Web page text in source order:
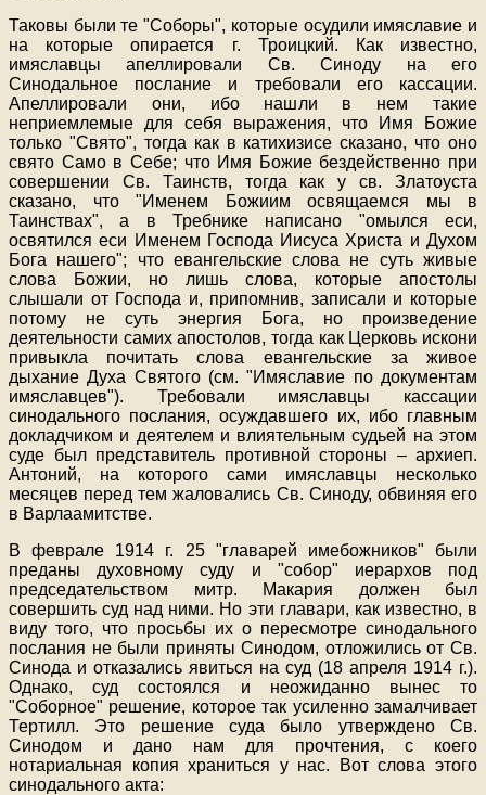
Таковы были те "Соборы", которые осудили имяславие и
на которые опирается г. Троицкий. Как известно,
имяславцы апеллировали Св. Синоду на его
Синодальное послание и требовали его кассации.
Апеллировали они, ибо нашли в нем такие
неприемлемые для себя выражения, что Имя Божие
только "Свято", тогда как в катихизисе сказано, что оно
свято Само в Себе; что Имя Божие бездейственно при
совершении Св. Таинств, тогда как у св. Златоуста
сказано, что "Именем Божиим освящаемся мы в
Таинствах", а в Требнике написано "омылся еси,
освятился еси Именем Господа Иисуса Христа и Духом
Бога нашего"; что евангельские слова не суть живые
слова Божии, но лишь слова, которые апостолы
слышали от Господа и, припомнив, записали и которые
потому не суть энергия Бога, но произведение
деятельности самих апостолов, тогда как Церковь искони
привыкла почитать слова евангельские за живое
дыхание Духа Святого (см. "Имяславие по документам
имяславцев"). Требовали имяславцы кассации
синодального послания, осуждавшего их, ибо главным
докладчиком и деятелем и влиятельным судьей на этом
суде был представитель противной стороны – архиеп.
Антоний, на которого сами имяславцы несколько
месяцев перед тем жаловались Св. Синоду, обвиняя его
в Варлаамитстве.
В феврале 1914 г. 25 "главарей имебожников" были
преданы духовному суду и "собор" иерархов под
председательством митр. Макария должен был
совершить суд над ними. Но эти главари, как известно, в
виду того, что просьбы их о пересмотре синодального
послания не были приняты Синодом, отложились от Св.
Синода и отказались явиться на суд (18 апреля 1914 г.).
Однако, суд состоялся и неожиданно вынес то
"Соборное" решение, которое так усиленно замалчивает
Тертилл. Это решение суда было утверждено Св.
Синодом и дано нам для прочтения, с коего
нотариальная копия храниться у нас. Вот слова этого
синодального акта: